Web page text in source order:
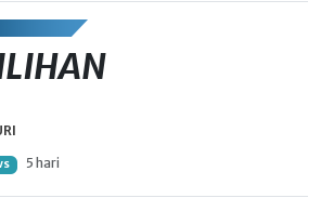
5 hari